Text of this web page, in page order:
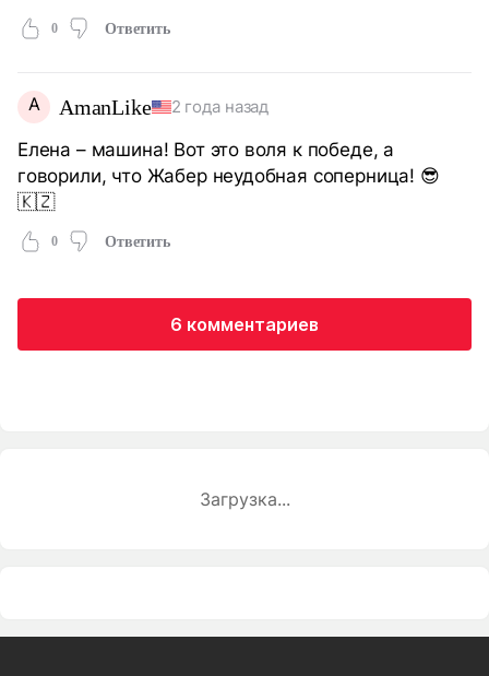
0 Ответить
A AmanLike 2 года назад
Елена – машина! Вот это воля к победе, а
говорили, что Жабер неудобная соперница! 😎
🇰🇿
0 Ответить
6 комментариев
Загрузка...